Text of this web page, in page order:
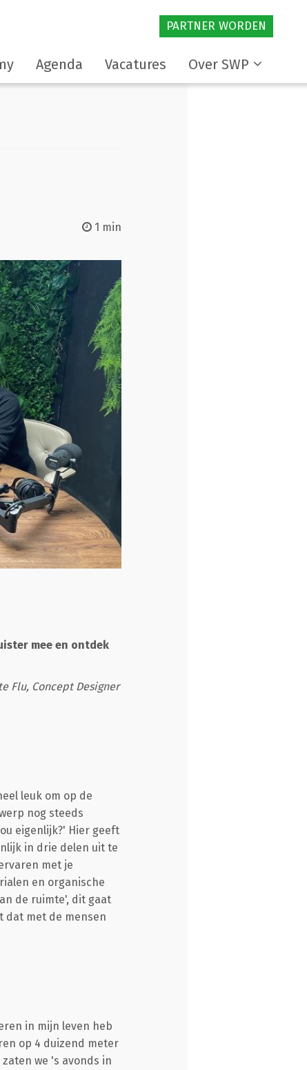
PARTNER WORDEN
Agenda Vacatures Over SWP
1 min
mee en ontdek
Flu, Concept Designer
leuk om op de
nog steeds
eigenlijk?' Hier geeft
in drie delen uit te
met je
en organische
de ruimte', dit gaat
dat met de mensen
in mijn leven heb
op 4 duizend meter
we 's avonds in